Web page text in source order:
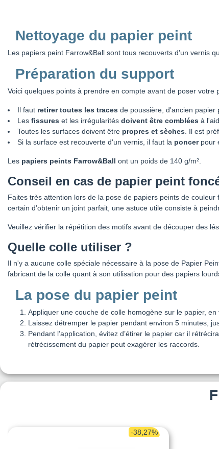
Nettoyage du papier peint
Les papiers peint Farrow&Ball sont tous recouverts d'un vernis
Préparation du support
Voici quelques points à prendre en compte avant de poser votre
Il faut retirer toutes les traces de poussière, d'ancien papier
Les fissures et les irrégularités doivent être comblées à
Toutes les surfaces doivent être propres et sèches. Il est
Si la surface est recouverte d'un vernis, il faut la poncerpour
Les papiers peints Farrow&Ball ont un poids de 140 g/m².
Conseil en cas de papier peint
Faites très attention lors de la pose de papiers peints de
certain d’obtenir un joint parfait, une astuce utile consiste à
Veuillez vérifier la répétition des motifs avant de découper des
Quelle colle utiliser ?
Il n'y a aucune colle spéciale nécessaire à la pose de Papier
fabricant de la colle quant à son utilisation pour des papiers
La pose du papier peint
Appliquer une couche de colle homogène sur le papier,
Laissez détremper le papier pendant environ 5 minutes,
Pendant l’application, évitez d’étirer le papier car il
rétrécissement du papier peut exagérer les raccords.
-38,27%